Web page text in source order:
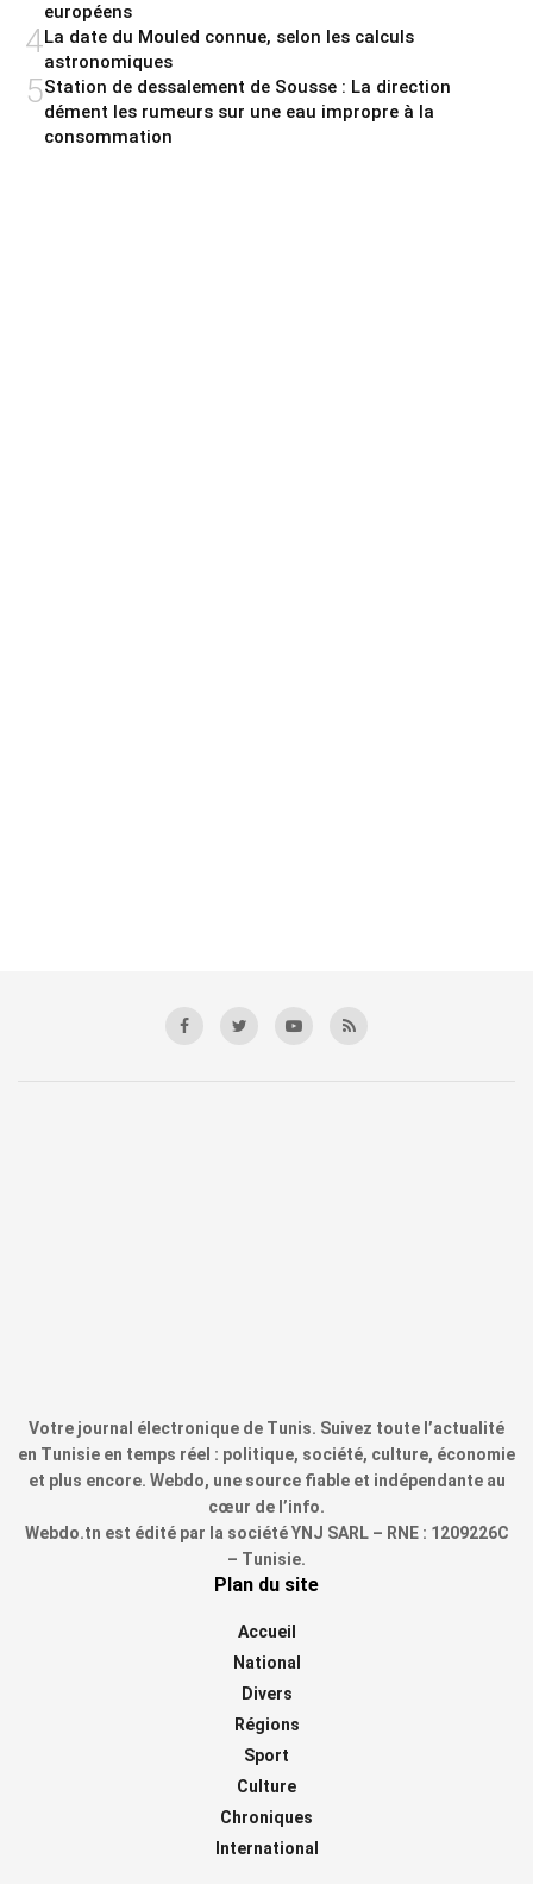
européens
4La date du Mouled connue, selon les calculs
astronomiques
5Station de dessalement de Sousse : La direction
dément les rumeurs sur une eau impropre à la
consommation
Votre journal électronique de Tunis. Suivez toute l’actualité
en Tunisie en temps réel : politique, société, culture, économie
et plus encore. Webdo, une source fiable et indépendante au
cœur de l’info.
Webdo.tn est édité par la société YNJ SARL – RNE : 1209226C
– Tunisie.
Plan du site
Accueil
National
Divers
Régions
Sport
Culture
Chroniques
International